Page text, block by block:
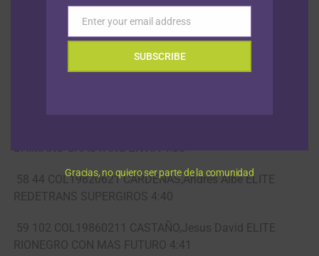
55 70 COL19931204 FLOREZ,Juan David NOVAT GW
SHIMANO-CHAOYANG-ENVIA 4:29
SHIMANO-CHAOYANG-ENVIA 4:35
58 44 COL19820621 CARDENAS,Andres Albe ELITE
REDETRANS SUPERGIROS 4:40
59 102 COL19860211 CASTAÑO,Jesus David ELITE
RIONEGRO CON MAS FUTURO 4:41
Email
Enter your email address
SUBSCRIBE
Gracias, no quiero ser parte de la comunidad